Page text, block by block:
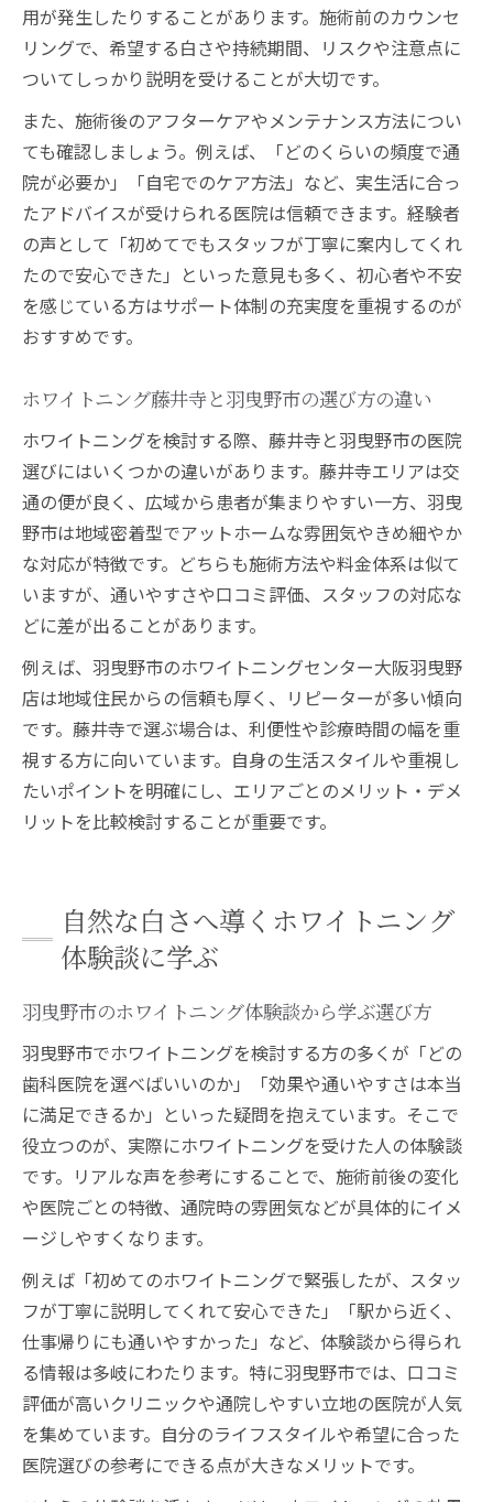
用が発生したりすることがあります。施術前のカウンセ
リングで、希望する白さや持続期間、リスクや注意点に
ついてしっかり説明を受けることが大切です。
また、施術後のアフターケアやメンテナンス方法につい
ても確認しましょう。例えば、「どのくらいの頻度で通
院が必要か」「自宅でのケア方法」など、実生活に合っ
たアドバイスが受けられる医院は信頼できます。経験者
の声として「初めてでもスタッフが丁寧に案内してくれ
たので安心できた」といった意見も多く、初心者や不安
を感じている方はサポート体制の充実度を重視するのが
おすすめです。
ホワイトニング藤井寺と羽曳野市の選び方の違い
ホワイトニングを検討する際、藤井寺と羽曳野市の医院
選びにはいくつかの違いがあります。藤井寺エリアは交
通の便が良く、広域から患者が集まりやすい一方、羽曳
野市は地域密着型でアットホームな雰囲気やきめ細やか
な対応が特徴です。どちらも施術方法や料金体系は似て
いますが、通いやすさや口コミ評価、スタッフの対応な
どに差が出ることがあります。
例えば、羽曳野市のホワイトニングセンター大阪羽曳野
店は地域住民からの信頼も厚く、リピーターが多い傾向
です。藤井寺で選ぶ場合は、利便性や診療時間の幅を重
視する方に向いています。自身の生活スタイルや重視し
たいポイントを明確にし、エリアごとのメリット・デメ
リットを比較検討することが重要です。
自然な白さへ導くホワイトニング
体験談に学ぶ
羽曳野市のホワイトニング体験談から学ぶ選び方
羽曳野市でホワイトニングを検討する方の多くが「どの
歯科医院を選べばいいのか」「効果や通いやすさは本当
に満足できるか」といった疑問を抱えています。そこで
役立つのが、実際にホワイトニングを受けた人の体験談
です。リアルな声を参考にすることで、施術前後の変化
や医院ごとの特徴、通院時の雰囲気などが具体的にイメ
ージしやすくなります。
例えば「初めてのホワイトニングで緊張したが、スタッ
フが丁寧に説明してくれて安心できた」「駅から近く、
仕事帰りにも通いやすかった」など、体験談から得られ
る情報は多岐にわたります。特に羽曳野市では、口コミ
評価が高いクリニックや通院しやすい立地の医院が人気
を集めています。自分のライフスタイルや希望に合った
医院選びの参考にできる点が大きなメリットです。